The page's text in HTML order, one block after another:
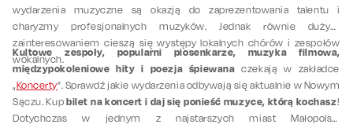
wydarzenia muzyczne są okazją do zaprezentowania talentu i
charyzmy profesjonalnych muzyków. Jednak równie dużym
zainteresowaniem cieszą się występy lokalnych chórów i zespołów
wokalnych.
Kultowe zespoły, popularni piosenkarze, muzyka filmowa,
międzypokoleniowe hity i poezja śpiewana czekają w zakładce
„Koncerty”. Sprawdź jakie wydarzenia odbywają się aktualnie w Nowym
Sączu. Kupbilet na koncert i daj się ponieść muzyce, którą kochasz!
Dotychczas w jednym z najstarszych miast Małopolski